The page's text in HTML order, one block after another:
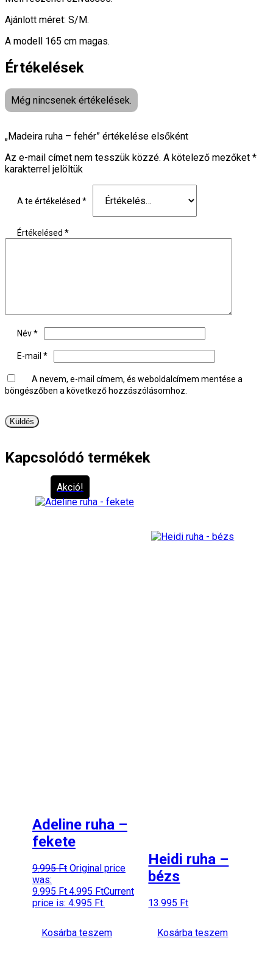
Ajánlott méret: S/M.
A modell 165 cm magas.
Értékelések
Még nincsenek értékelések.
„Madeira ruha – fehér” értékelése elsőként
Az e-mail címet nem tesszük közzé. A kötelező mezőket *
karakterrel jelöltük
A te értékelésed *
Értékelésed *
Név*
E-mail *
A nevem, e-mail címem, és weboldalcímem mentése a
böngészőben a következő hozzászólásomhoz.
Kapcsolódó termékek
Akció!
Adeline ruha –
fekete
9.995Ft Original price
was:
9.995 Ft.4.995 FtCurrent
price is: 4.995 Ft.
Kosárba teszem
Heidi ruha –
bézs
13.995 Ft
Kosárba teszem